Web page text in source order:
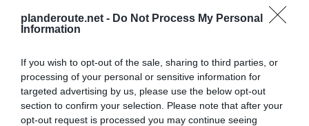
planderoute.net - Do Not Process My Personal
Information
If you wish to opt-out of the sale, sharing to third parties, or
processing of your personal or sensitive information for
targeted advertising by us, please use the below opt-out
section to confirm your selection. Please note that after your
opt-out request is processed you may continue seeing
voyage, vous pouvez le faire dans le bas de cette page.